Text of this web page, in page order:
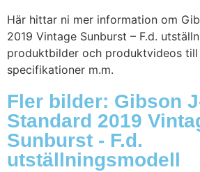
Här hittar ni mer information om
2019 Vintage Sunburst – F.d.
produktbilder och produktvideos till
specifikationer m.m.
Fler bilder: Gibson
Standard 2019
Sunburst - F.d.
utställningsmodell